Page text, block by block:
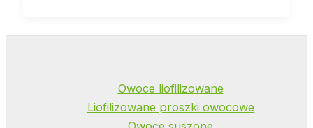
Owoce liofilizowane
Liofilizowane proszki owocowe